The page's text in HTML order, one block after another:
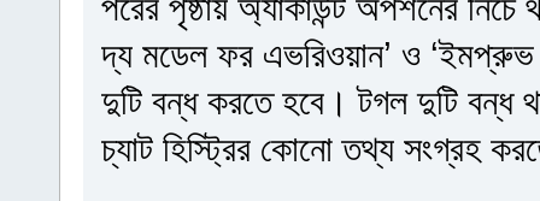
দ্য মডেল ফর এভরিওয়ান’ ও
দুটি বন্ধ করতে হবে। টগল দুটি বন্ধ
চ্যাট হিস্ট্রির কোনো তথ্য সংগ্রহ